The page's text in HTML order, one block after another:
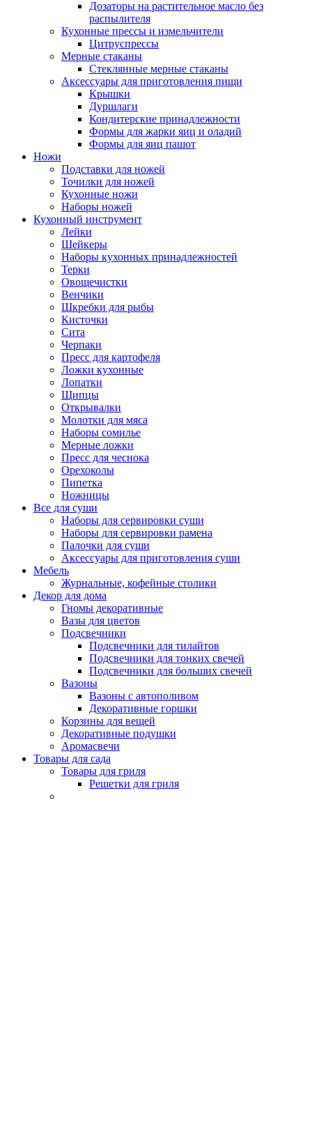
Дозаторы на растительное масло без
распылителя
Кухонные прессы и измельчители
Цитруспрессы
Мерные стаканы
Стеклянные мерные стаканы
Аксессуары для приготовления пищи
Крышки
Дуршлаги
Кондитерские принадлежности
Формы для жарки яиц и оладий
Формы для яиц пашот
Ножи
Подставки для ножей
Точилки для ножей
Кухонные ножи
Наборы ножей
Кухонный инструмент
Лейки
Шейкеры
Наборы кухонных принадлежностей
Терки
Овощечистки
Венчики
Шкребки для рыбы
Кисточки
Сита
Черпаки
Пресс для картофеля
Ложки кухонные
Лопатки
Щипцы
Открывалки
Молотки для мяса
Наборы сомилье
Мерные ложки
Пресс для чеснока
Орехоколы
Пипетка
Ножницы
Все для суши
Наборы для сервировки суши
Наборы для сервировки рамена
Палочки для суши
Аксессуары для приготовления суши
Мебель
Журнальные, кофейные столики
Декор для дома
Гномы декоративные
Вазы для цветов
Подсвечники
Подсвечники для тилайтов
Подсвечники для тонких свечей
Подсвечники для больших свечей
Вазоны
Вазоны с автополивом
Декоративные горшки
Корзины для вещей
Декоративные подушки
Аромасвечи
Товары для сада
Товары для гриля
Решетки для гриля